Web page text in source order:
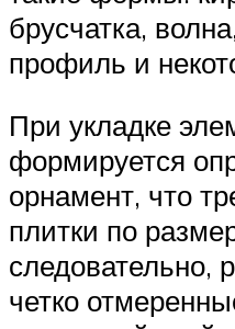
брусчатка,
профиль и
При укладке
формируется
орнамент, что
плитки по
следовательно,
четко